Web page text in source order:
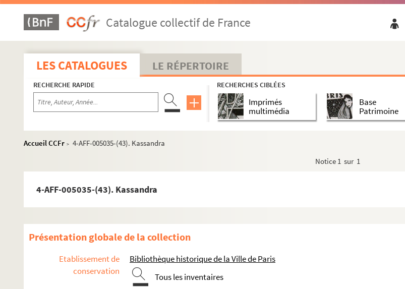
Catalogue collectif de France
LES CATALOGUES LE RÉPERTOIRE
RECHERCHE RAPIDE RECHERCHES CIBLÉES
Imprimés
multimédia
Base
Patrimoine
Accueil CCFr > 4-AFF-005035-(43). Kassandra
Notice 1 sur 1
4-AFF-005035-(43). Kassandra
Présentation globale de la collection
Etablissement de
conservation
Bibliothèque historique de la Ville de Paris
Tous les inventaires
4-AFF-005035-(17). De la terre à la Terre
4-AFF-005035-(18). De mes propres mains
4-AFF-005035-(19). Désir sous les ormes
4-AFF-005035-(93). Le diable en collant vert
4-AFF-005035-(20). Dommage qu'elle soit une putain
4-AFF-005035-(21). L'échange
4-AFF-005035-(26). Femme de Troie
4-AFF-005035-(29). La fuite
4-AFF-005035-(31). Guerre
4-AFF-005035-(32). Homme pour homme